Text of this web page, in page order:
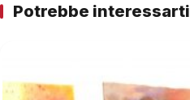
Potrebbe interessarti